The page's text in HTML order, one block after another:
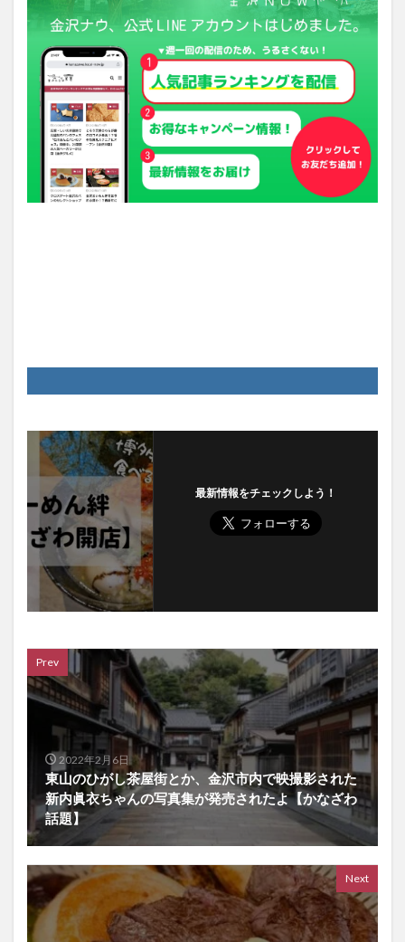
最新情報をチェックしよう！
Prev
2022年2月6日
東山のひがし茶屋街とか、金沢市内で映撮影された
新内眞衣ちゃんの写真集が発売されたよ【かなざわ
話題】
Next